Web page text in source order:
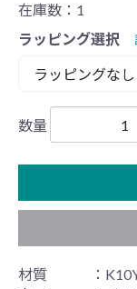
在庫数：1
ラッピング選択
数量
材質 ：